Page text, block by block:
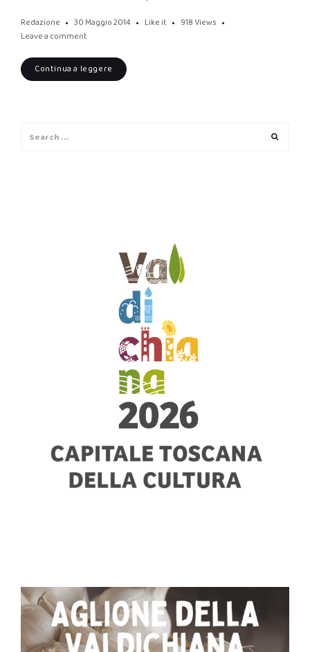
Redazione 30 Maggio 2014 Like it 918 Views
Leave a comment
Continua a leggere
for: